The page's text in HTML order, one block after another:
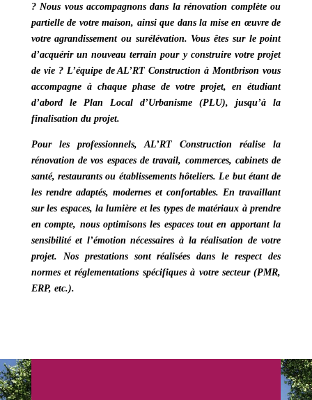
? Nous vous accompagnons dans la rénovation complète ou
partielle de votre maison, ainsi que dans la mise en œuvre de
votre agrandissement ou surélévation. Vous êtes sur le point
d’acquérir un nouveau terrain pour y construire votre projet
de vie ? L’équipe deAL’RT Construction à Montbrison vous
accompagne à chaque phase de votre projet, en étudiant
d’abord le Plan Local d’Urbanisme (PLU), jusqu’à la
finalisation du projet.
Pour les professionnels, AL’RT Construction réalise la
rénovation de vos espaces de travail, commerces, cabinets de
santé, restaurants ou établissements hôteliers. Le but étant de
les rendre adaptés, modernes et confortables. En travaillant
sur les espaces, la lumière et les types de matériaux à prendre
en compte, nous optimisons les espaces tout en apportant la
sensibilité et l’émotion nécessaires à la réalisation de votre
projet. Nos prestations sont réalisées dans le respect des
normes et réglementations spécifiques à votre secteur(PMR,
ERP, etc.).